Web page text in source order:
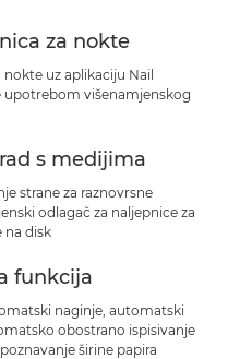
za nokte
nokte uz aplikaciju Nail
upotrebom višenamjenskog
s medijima
strane za raznovrsne
odlagač za naljepnice za
na disk
funkcija
naginje, automatski
obostrano ispisivanje
širine papira